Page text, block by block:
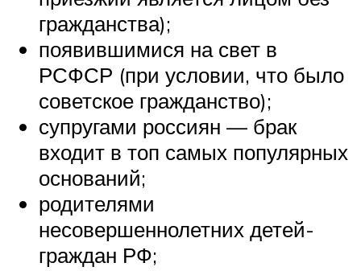
гражданства);
появившимися на свет в
РСФСР (при условии, что было
советское гражданство);
супругами россиян — брак
входит в топ самых популярных
оснований;
родителями
несовершеннолетних детей-
граждан РФ;